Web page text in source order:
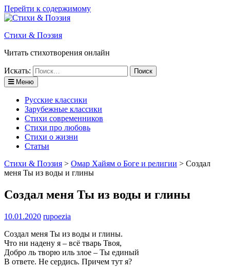
Перейти к содержимому
Стихи & Поэзия
Читать стихотворения онлайн
Искать:
Меню
Русские классики
Зарубежные классики
Стихи современников
Стихи про любовь
Стихи о жизни
Статьи
Стихи & Поэзия > Омар Хайям о Боге и религии > Создал
меня Ты из воды и глины
Создал меня Ты из воды и глины
10.01.2020 rupoezia
Создал меня Ты из воды и глины.
Что ни надену я – всё тварь Твоя,
Добро ль творю иль злое – Ты единый
В ответе. Не сердись. Причем тут я?